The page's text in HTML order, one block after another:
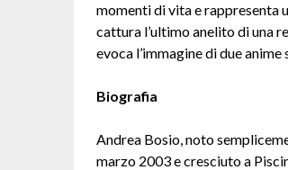
momenti di vita e rappresenta
cattura l’ultimo anelito di una
evoca l’immagine di due
Biografia
Andrea Bosio, noto
marzo 2003 e cresciuto a